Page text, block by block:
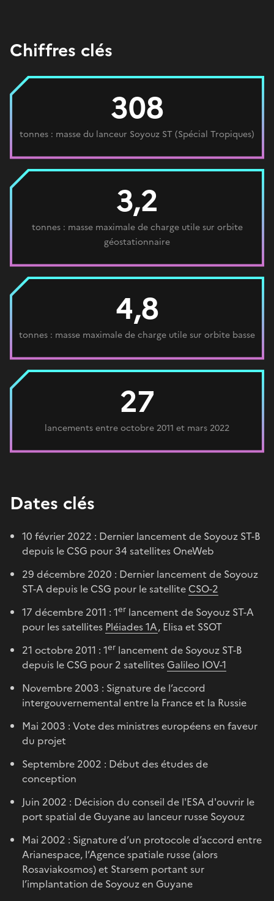
Chiffres clés
308
tonnes : masse du lanceur Soyouz ST (Spécial Tropiques)
3,2
tonnes : masse maximale de charge utile sur orbite
géostationnaire
4,8
tonnes : masse maximale de charge utile sur orbite basse
27
lancements entre octobre 2011 et mars 2022
Dates clés
10 février 2022 : Dernier lancement de Soyouz ST-B
depuis le CSG pour 34 satellites OneWeb
29 décembre 2020 : Dernier lancement de Soyouz
ST-A depuis le CSG pour le satellite CSO-2
17 décembre 2011 : 1er lancement de Soyouz ST-A
pour les satellites Pléiades 1A, Elisa et SSOT
21 octobre 2011 : 1er lancement de Soyouz ST-B
depuis le CSG pour 2 satellites Galileo IOV-1
Novembre 2003 : Signature de l’accord
intergouvernemental entre la France et la Russie
Mai 2003 : Vote des ministres européens en faveur
du projet
Septembre 2002 : Début des études de
conception
Juin 2002 : Décision du conseil de l'ESA d'ouvrir le
port spatial de Guyane au lanceur russe Soyouz
Mai 2002 : Signature d’un protocole d’accord entre
Arianespace, l’Agence spatiale russe (alors
Rosaviakosmos) et Starsem portant sur
l’implantation de Soyouz en Guyane